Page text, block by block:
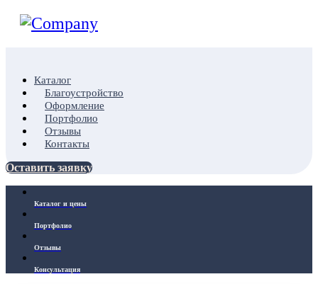
Каталог
Благоустройство
Оформление
Портфолио
Отзывы
Контакты
Оставить заявку
Каталог и цены
Портфолио
Отзывы
Консультация